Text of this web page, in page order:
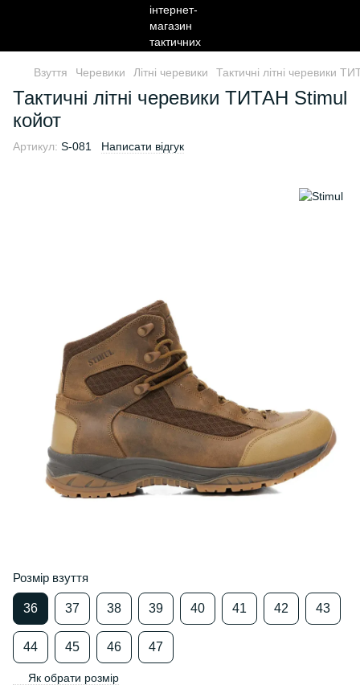
Взуття Черевики Літні черевики Тактичні літні черевики
Тактичні літні черевики ТИТАН Stimul
койот
Артикул: S-081 Написати відгук
Розмір взуття
36 37 38 39 40 41 42 43
44 45 46 47
Як обрати розмір